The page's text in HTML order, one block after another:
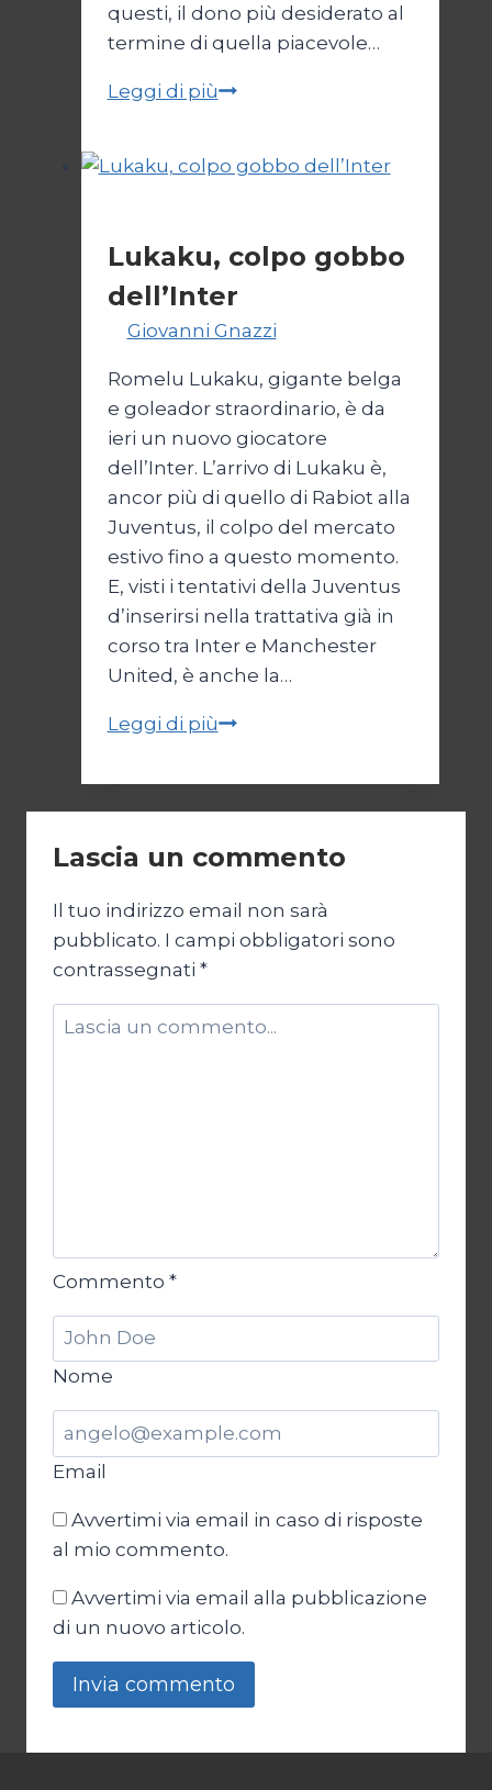
questi, il dono più desiderato al
termine di quella piacevole…
Leggi di piùIl
Lukaku, colpo gobbo
dell’Inter
Giovanni Gnazzi
Romelu Lukaku, gigante belga
e goleador straordinario, è da
ieri un nuovo giocatore
dell’Inter. L’arrivo di Lukaku è,
ancor più di quello di Rabiot alla
Juventus, il colpo del mercato
estivo fino a questo momento.
E, visti i tentativi della Juventus
d’inserirsi nella trattativa già in
corso tra Inter e Manchester
United, è anche la…
Leggi di piùLukaku,
gobbo
dell’Inter
Lascia un commento
Il tuo indirizzo email non sarà
pubblicato. I campi obbligatori sono
contrassegnati *
Commento *
Nome
Email
Avvertimi via email in caso di risposte
al mio commento.
Avvertimi via email alla pubblicazione
di un nuovo articolo.